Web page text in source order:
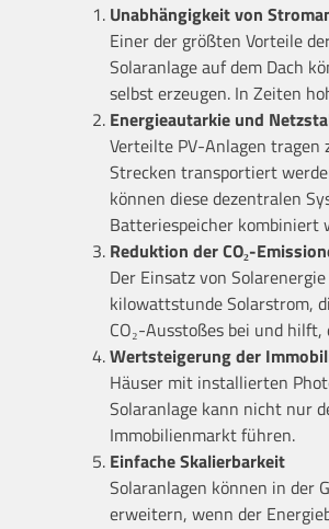
Unabhängigkeit von
Einer der größten Vorteile
Solaranlage auf dem Dach
selbst erzeugen. In Zeiten
Energieautarkie und
Verteilte PV-Anlagen tragen
Strecken transportiert
können diese dezentralen
Batteriespeicher kombiniert
Reduktion der CO₂-
Der Einsatz von
kilowattstunde Solarstrom,
CO₂-Ausstoßes bei und
Wertsteigerung der
Häuser mit installierten
Solaranlage kann nicht nur
Immobilienmarkt führen.
Einfache Skalierbarkeit
Solaranlagen können in der
erweitern, wenn der